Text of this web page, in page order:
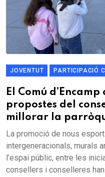
JOVENTUT PARTICIPACIÓ
El Comú
propostes del
millorar la
La promoció de nous
intergeneracionals, murals
l’espai públic, entre les
consellers i conselleres